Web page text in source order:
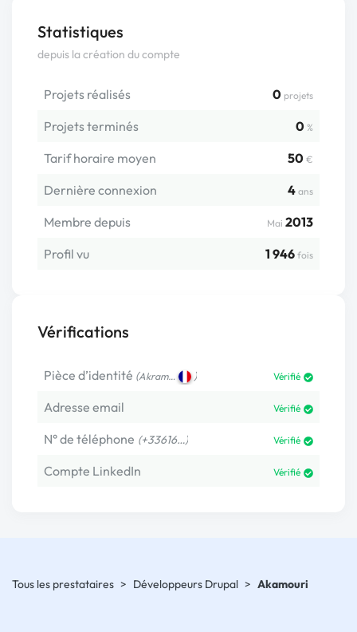
Statistiques
depuis la création du compte
Projets réalisés 0 projets
Projets terminés 0 %
Tarif horaire moyen 50 €
Dernière connexion 4 ans
Membre depuis Mai 2013
Profil vu
1 946 fois
Vérifications
Pièce d’identité (Akram… ) Vérifié
Adresse email Vérifié
N° de téléphone (+33616…) Vérifié
Compte LinkedIn Vérifié
Tous les prestataires > Développeurs Drupal > Akamouri